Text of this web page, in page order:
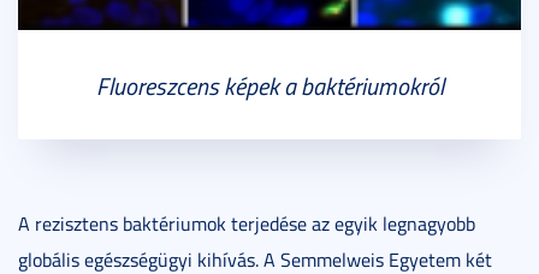
Fluoreszcens képek a baktériumokról
A rezisztens baktériumok terjedése az egyik legnagyobb
globális egészségügyi kihívás. A Semmelweis Egyetem két